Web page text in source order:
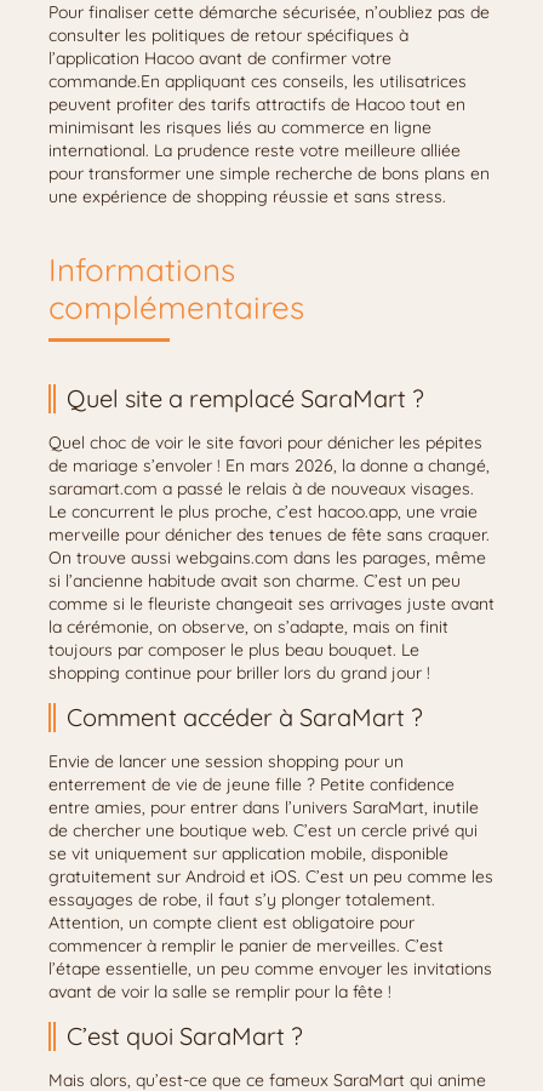
Pour finaliser cette démarche sécurisée, n’oubliez pas de
consulter les politiques de retour spécifiques à
l’application Hacoo avant de confirmer votre
commande.En appliquant ces conseils, les utilisatrices
peuvent profiter des tarifs attractifs de Hacoo tout en
minimisant les risques liés au commerce en ligne
international. La prudence reste votre meilleure alliée
pour transformer une simple recherche de bons plans en
une expérience de shopping réussie et sans stress.
Informations
complémentaires
Quel site a remplacé SaraMart ?
Quel choc de voir le site favori pour dénicher les pépites
de mariage s’envoler ! En mars 2026, la donne a changé,
saramart.com a passé le relais à de nouveaux visages.
Le concurrent le plus proche, c’est hacoo.app, une vraie
merveille pour dénicher des tenues de fête sans craquer.
On trouve aussi webgains.com dans les parages, même
si l’ancienne habitude avait son charme. C’est un peu
comme si le fleuriste changeait ses arrivages juste avant
la cérémonie, on observe, on s’adapte, mais on finit
toujours par composer le plus beau bouquet. Le
shopping continue pour briller lors du grand jour !
Comment accéder à SaraMart ?
Envie de lancer une session shopping pour un
enterrement de vie de jeune fille ? Petite confidence
entre amies, pour entrer dans l’univers SaraMart, inutile
de chercher une boutique web. C’est un cercle privé qui
se vit uniquement sur application mobile, disponible
gratuitement sur Android et iOS. C’est un peu comme les
essayages de robe, il faut s’y plonger totalement.
Attention, un compte client est obligatoire pour
commencer à remplir le panier de merveilles. C’est
l’étape essentielle, un peu comme envoyer les invitations
avant de voir la salle se remplir pour la fête !
C’est quoi SaraMart ?
Mais alors, qu’est-ce que ce fameux SaraMart qui anime